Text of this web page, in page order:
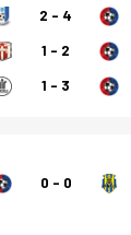
2 - 4
1 - 2
1 - 3
0 - 0